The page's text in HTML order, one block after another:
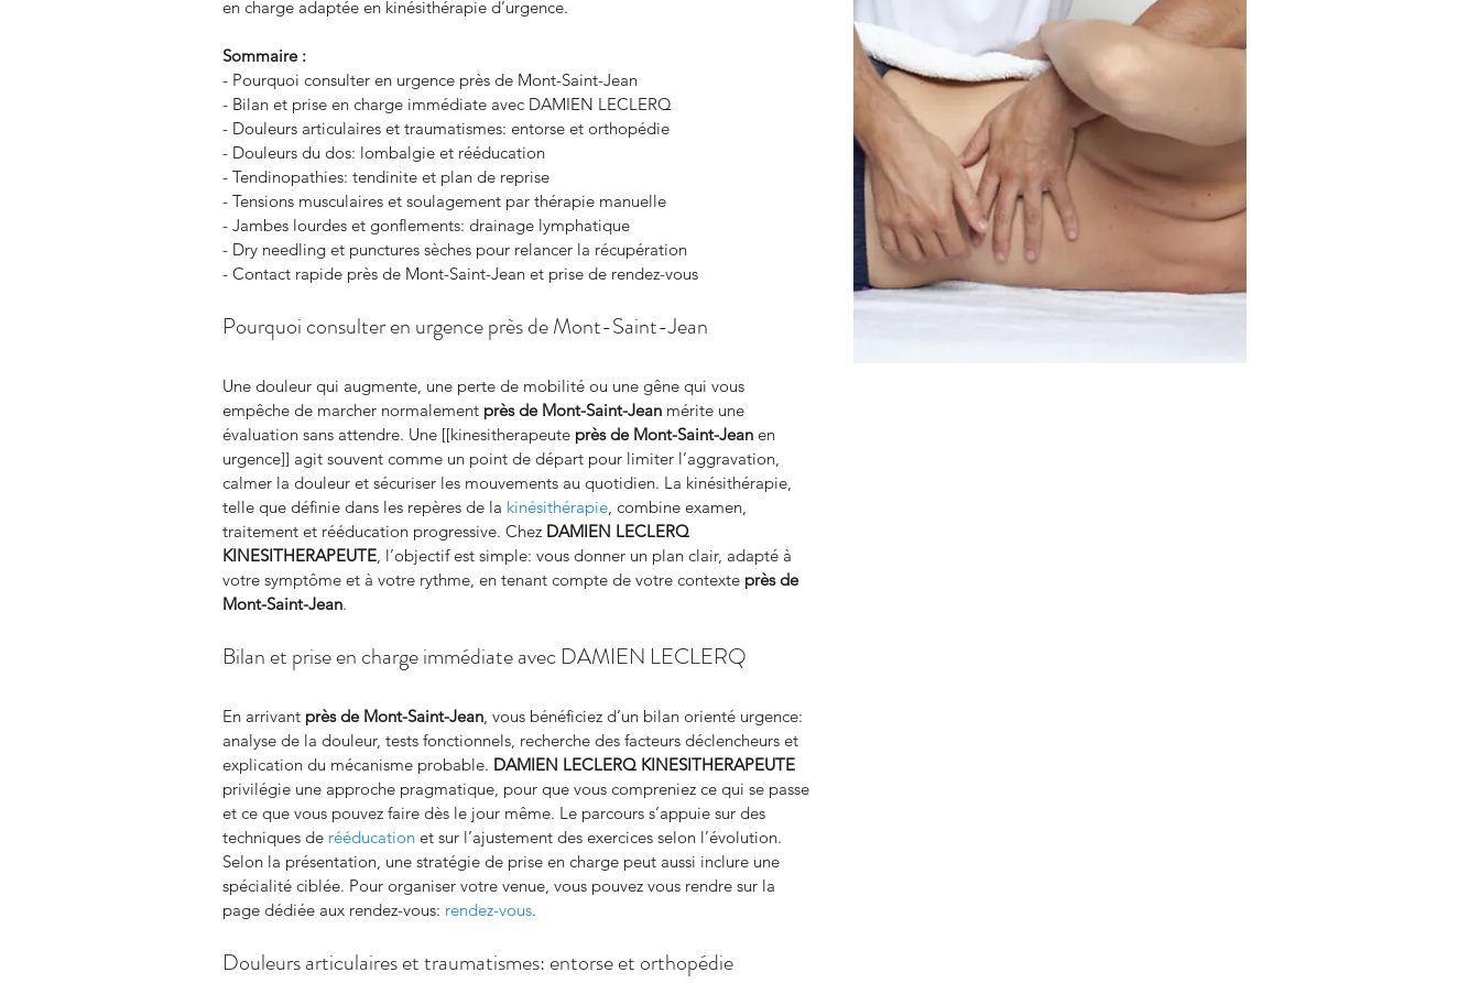
en charge adaptée en kinésithérapie d’urgence.
Sommaire :
- Pourquoi consulter en urgence près de Mont-Saint-Jean
- Bilan et prise en charge immédiate avec DAMIEN LECLERQ
- Douleurs articulaires et traumatismes: entorse et orthopédie
- Douleurs du dos: lombalgie et rééducation
- Tendinopathies: tendinite et plan de reprise
- Tensions musculaires et soulagement par thérapie manuelle
- Jambes lourdes et gonflements: drainage lymphatique
- Dry needling et punctures sèches pour relancer la récupération
- Contact rapide près de Mont-Saint-Jean et prise de rendez-vous
Pourquoi consulter en urgence près de Mont-Saint-Jean
Une douleur qui augmente, une perte de mobilité ou une gêne qui vous
empêche de marcher normalement près de Mont-Saint-Jean mérite une
évaluation sans attendre. Une [[kinesitherapeute près de Mont-Saint-Jean en
urgence]] agit souvent comme un point de départ pour limiter l’aggravation,
calmer la douleur et sécuriser les mouvements au quotidien. La kinésithérapie,
telle que définie dans les repères de la kinésithérapie, combine examen,
traitement et rééducation progressive. Chez DAMIEN LECLERQ
KINESITHERAPEUTE, l’objectif est simple: vous donner un plan clair, adapté à
votre symptôme et à votre rythme, en tenant compte de votre contexte près de
Mont-Saint-Jean.
Bilan et prise en charge immédiate avec DAMIEN LECLERQ
En arrivant près de Mont-Saint-Jean, vous bénéficiez d’un bilan orienté urgence:
analyse de la douleur, tests fonctionnels, recherche des facteurs déclencheurs et
explication du mécanisme probable. DAMIEN LECLERQ KINESITHERAPEUTE
privilégie une approche pragmatique, pour que vous compreniez ce qui se passe
et ce que vous pouvez faire dès le jour même. Le parcours s’appuie sur des
techniques de rééducation et sur l’ajustement des exercices selon l’évolution.
Selon la présentation, une stratégie de prise en charge peut aussi inclure une
spécialité ciblée. Pour organiser votre venue, vous pouvez vous rendre sur la
page dédiée aux rendez-vous: rendez-vous.
Douleurs articulaires et traumatismes: entorse et orthopédie